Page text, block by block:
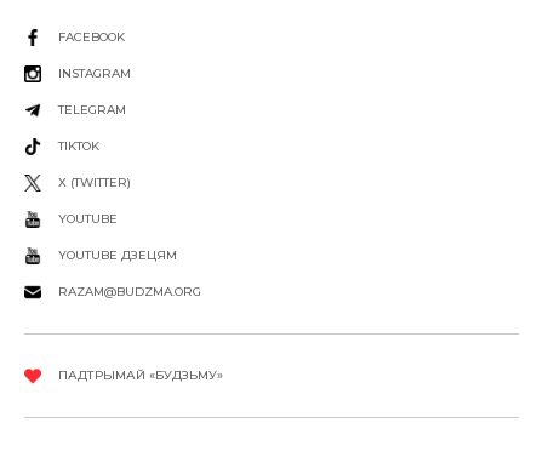
FACEBOOK
INSTAGRAM
TELEGRAM
TIKTOK
X (TWITTER)
YOUTUBE
YOUTUBE ДЗЕЦЯМ
RAZAM@BUDZMA.ORG
ПАДТРЫМАЙ «БУДЗЬМУ»